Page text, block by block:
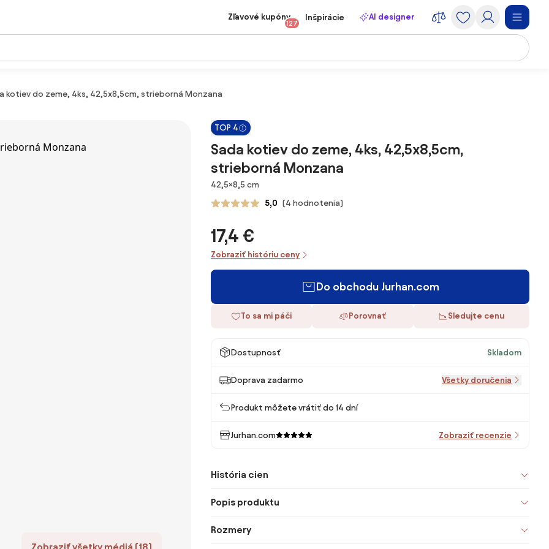
Zľavové kupóny
127
Inšpirácie AI designer
kotiev do zeme, 4ks, 42,5x8,5cm, strieborná Monzana
Zobraziť všetky médiá (18)
TOP 4
Sada kotiev do zeme, 4ks, 42,5x8,5cm,
strieborná Monzana
Rozmery
42,5×8,5 cm
5,0 (4 hodnotenia)
17,4 €
Zobraziť históriu ceny
Do obchodu Jurhan.com
To sa mi páči Porovnať Sledujte cenu
Dostupnosť Skladom
Doprava zadarmo Všetky doručenia
Produkt môžete vrátiť do 14 dní
Jurhan.com Zobraziť recenzie
História cien
Popis produktu
Rozmery